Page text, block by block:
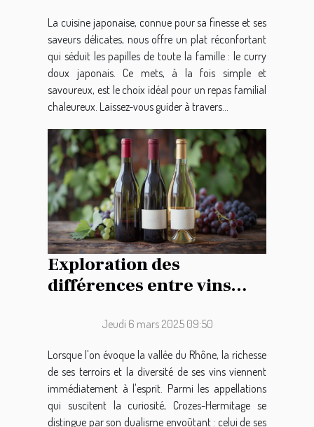
La cuisine japonaise, connue pour sa finesse et ses
saveurs délicates, nous offre un plat réconfortant
qui séduit les papilles de toute la famille : le curry
doux japonais. Ce mets, à la fois simple et
savoureux, est le choix idéal pour un repas familial
chaleureux. Laissez-vous guider à travers...
Exploration des
différences entre vins
Crozes-Hermitage
Jeudi 6 mars 2025 09:50
Lorsque l'on évoque la vallée du Rhône, la richesse
de ses terroirs et la diversité de ses vins viennent
immédiatement à l'esprit. Parmi les appellations
qui suscitent la curiosité, Crozes-Hermitage se
distingue par son dualisme envoûtant : celui de ses